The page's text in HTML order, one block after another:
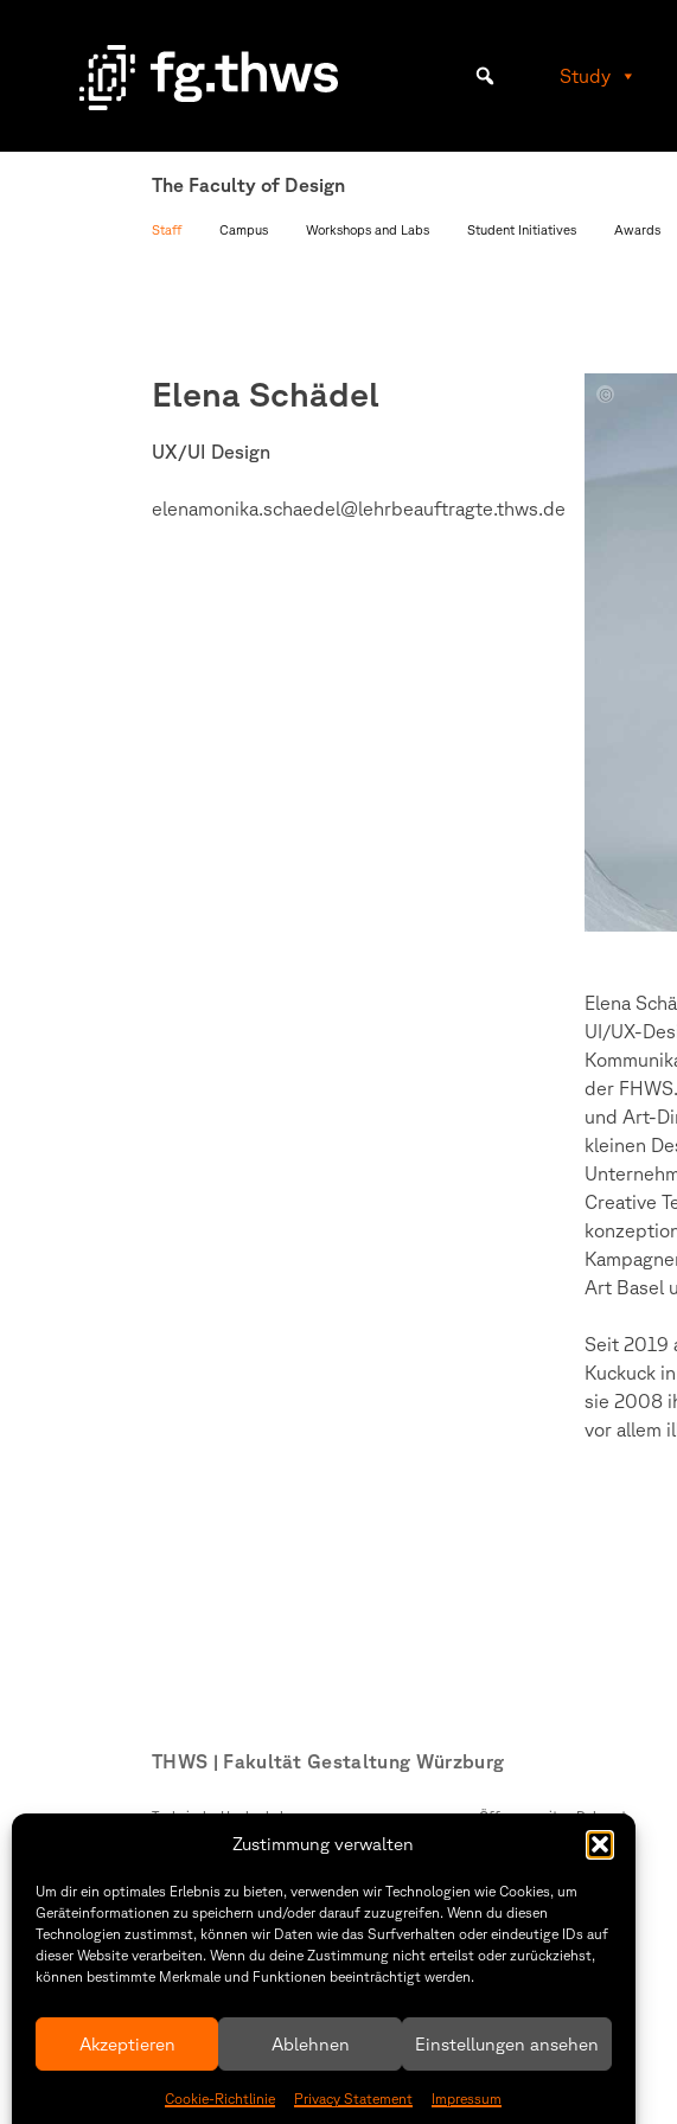
Zustimmung verwalten
Um dir ein optimales Erlebnis zu bieten, verwenden wir Technologien wie Cookies, um
Geräteinformationen zu speichern und/oder darauf zuzugreifen. Wenn du diesen
Technologien zustimmst, können wir Daten wie das Surfverhalten oder eindeutige IDs auf
dieser Website verarbeiten. Wenn du deine Zustimmung nicht erteilst oder zurückziehst,
können bestimmte Merkmale und Funktionen beeinträchtigt werden.
Akzeptieren Ablehnen Einstellungen ansehen
Cookie-Richtlinie Privacy Statement Impressum
|
Study
The Faculty of Design
Staff Campus Workshops and Labs Student Initiatives Awards
Elena Schädel
UX/UI Design
elenamonika.schaedel@lehrbeauftragte.thws.de
Elena
UI/UX-
der
und Art-
kleinen
Creative
Art Basel
Seit 2019
Kuckuck
sie 2008
vor allem
THWS | Fakultät Gestaltung Würzburg
Technische Hochschule
Würzburg-Schweinfurt
97074 Würzburg
tel: +49 931 35 11 93 02
mail: dekanat.fg@thws.de
Öffnungszeiten Dekanat
Dienstag & Donnerstag
8:30 – 15:30
Raum: I.1.29